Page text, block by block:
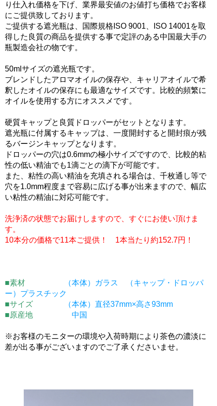
り仕入れ価格を下げ、業界最安値のお値打ち価格でお客様
にご提供致しております。
ご提供する遮光瓶は、国際規格ISO 9001、ISO 14001を取
得した良質の商品を提供する事で定評のある中国最大手の
瓶製造会社の物です。
50mlサイズの遮光瓶です。
ブレンドしたアロマオイルの保存や、キャリアオイルで希
釈したオイルの保存にも最適なサイズです。比較的頻繁に
オイルを使用する方にオススメです。
硬質キャップと良質ドロッパーがセットとなります。
遮光瓶に付属するキャップは、一度開封すると開封痕が残
るバージンキャップとなります。
ドロッパーの穴は0.6mmの極小サイズですので、比較的粘
性の低い精油でも1滴ごとの滴下が可能です。
また、粘性の高い精油を充填される場合は、千枚通し等で
穴を1.0mm程度まで容易に広げる事が出来ますので、幅広
い粘性の精油に対応可能です。
洗浄済の状態でお届けしますので、すぐにお使い頂けま
す。
10本分の価格で11本ご提供！ 1本当たり約152.7円！
■素材
（本体）ガラス （キャップ・ドロッパ
ー）プラスチック
■サイズ
（本体）直径37mm×高さ93mm
■原産地
中国
※お客様のモニターの環境や入荷時期により茶色の濃淡に
差が出る事がございますのでご了承くださいませ。